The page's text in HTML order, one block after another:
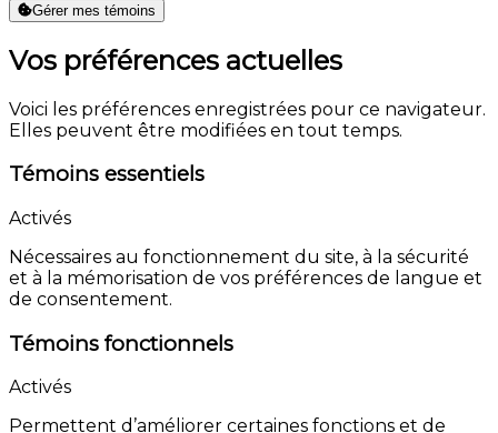
Gérer mes témoins
Vos préférences actuelles
Voici les préférences enregistrées pour ce navigateur.
Elles peuvent être modifiées en tout temps.
Témoins essentiels
Activés
Nécessaires au fonctionnement du site, à la sécurité
et à la mémorisation de vos préférences de langue et
de consentement.
Témoins fonctionnels
Activés
Permettent d’améliorer certaines fonctions et de